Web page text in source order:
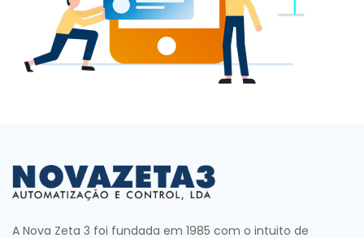
A Nova Zeta 3 foi fundada em 1985 com o intuito de